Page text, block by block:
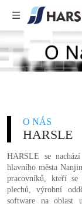
O NÁS
HARSLE
HARSLE se
hlavního města
pracovníků, kteří
plechů, výrobní
software na oblast